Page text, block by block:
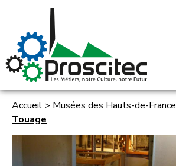
Accueil > Musées des Hauts-de-France
Touage